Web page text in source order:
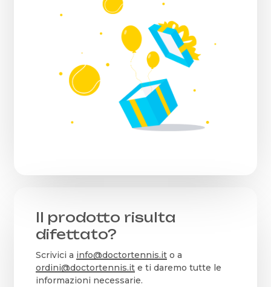
Il prodotto risulta
difettato?
Scrivici a info@doctortennis.ito a
ordini@doctortennis.ite ti daremo tutte le
informazioni necessarie.